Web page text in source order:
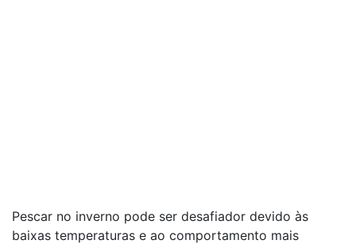
Pescar no inverno pode ser desafiador devido às
baixas temperaturas e ao comportamento mais